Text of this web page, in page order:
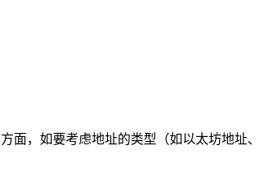
面，如要考虑地址的类型（如以太坊地址、